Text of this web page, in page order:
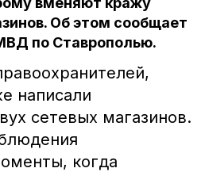
Об этом сообщает
по Ставрополью.
написали
сетевых магазинов.
когда